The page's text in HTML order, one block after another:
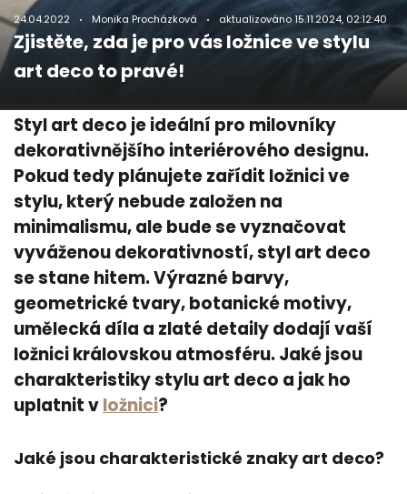
24.04.2022 Monika Procházková aktualizováno15.11.2024, 02:12:40
Zjistěte, zda je pro vás ložnice ve stylu
art deco to pravé!
Styl art deco je ideální pro milovníky
dekorativnějšího interiérového designu.
Pokud tedy plánujete zařídit ložnici ve
stylu, který nebude založen na
minimalismu, ale bude se vyznačovat
vyváženou dekorativností, styl art deco
se stane hitem. Výrazné barvy,
geometrické tvary, botanické motivy,
umělecká díla a zlaté detaily dodají vaší
ložnici královskou atmosféru. Jaké jsou
charakteristiky stylu art deco a jak ho
uplatnit vložnici?
Jaké jsou charakteristické znaky art deco?